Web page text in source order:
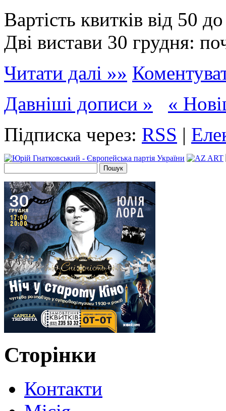
Вартість квитків від 50
Дві вистави 30 грудня:
Читати далі »»
Давніші дописи »
«
Підписка через: RSS |
Пошук
Сторінки
Контакти